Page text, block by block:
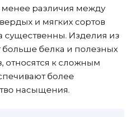
менее различия между
и мягких сортов
Изделия из
белка и полезных
относятся к сложным
более
насыщения.